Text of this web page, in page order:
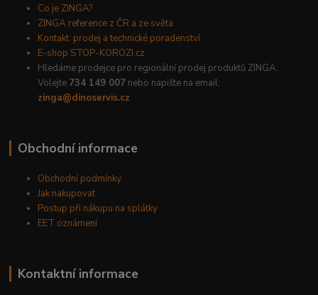
Co je ZINGA?
ZINGA reference z ČR a ze světa
Kontakt: prodej a technické poradenství
E-shop STOP-KOROZI.cz
Hledáme prodejce pro regionální prodej produktů ZINGA.
Volejte 734 149 007 nebo napište na email:
zinga@dinoservis.cz
Obchodní informace
Obchodní podmínky
Jak nakupovat
Postup při nákupu na splátky
EET oznámení
Kontaktní informace